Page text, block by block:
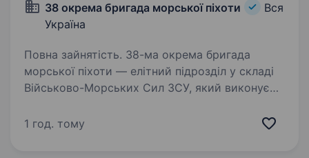
38 окрема бригада морської піхоти
Вся
Україна
Повна зайнятість. 38-ма окрема бригада
морської піхоти — елітний підрозділ у складі
Військово-Морських Сил ЗСУ, який виконує
має якісну сучасну західну зброю
1 год. тому